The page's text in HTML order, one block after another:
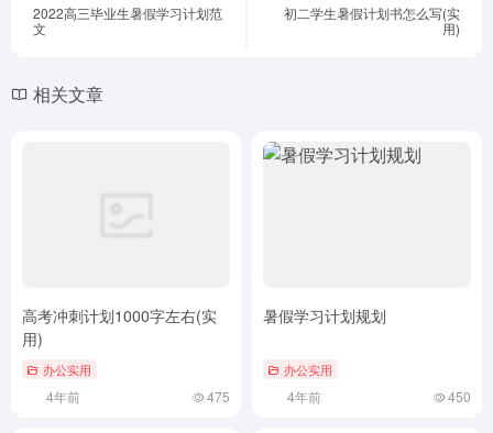
2022高三毕业生暑假学习计划范
文
初二学生暑假计划书怎么写(实
用)
相关文章
高考冲刺计划1000字左右(实
用)
办公实用
4年前 475
暑假学习计划规划
办公实用
4年前 450